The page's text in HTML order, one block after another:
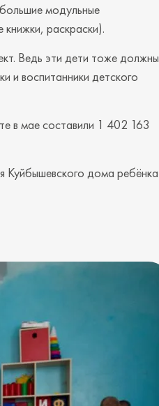
модульные
раскраски).
Ведь эти дети тоже должны
и воспитанники детского
в мае составили 1 402 163
Куйбышевского дома ребёнка